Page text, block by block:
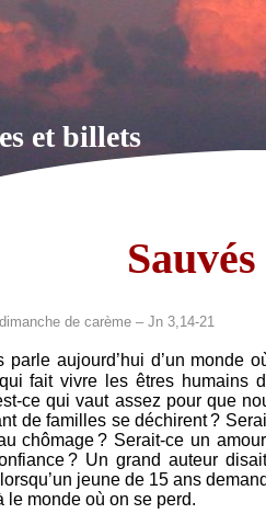
et billets
dimanche de carème – Jn 3,14-21
parle aujourd’hui d’un monde
fait vivre les êtres humains
ce qui vaut assez pour que
de familles se déchirent ?
chômage ? Serait-ce un
? Un grand auteur
lorsqu’un jeune de 15 ans
le monde où on se perd.